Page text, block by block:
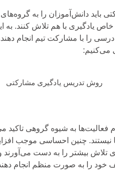
یادگیری با هم تلاش کنند.
را با مشارکت تیم انجام
می‌کنیم:
فعالیت‌ها به شیوه گروهی
نیستند. چنین احساسی موجب
تلاش بیشتر را به دست
خود را به صورت منظم